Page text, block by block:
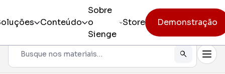
Conteúdo
Sobre
o
Sienge
Store Demonstração
Pesquisar